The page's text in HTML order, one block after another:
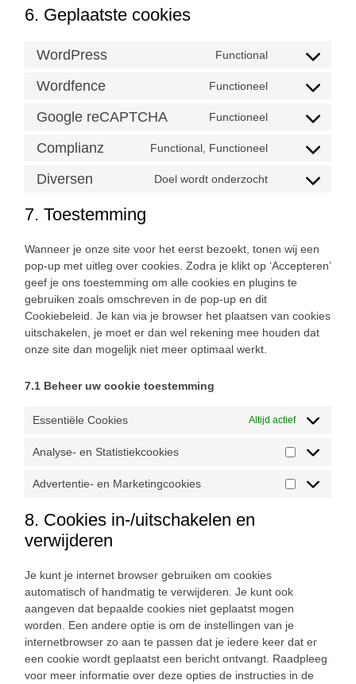
6. Geplaatste cookies
WordPress Functional
Wordfence Functioneel
Google reCAPTCHA Functioneel
Complianz Functional, Functioneel
Diversen Doel wordt onderzocht
7. Toestemming
Wanneer je onze site voor het eerst bezoekt, tonen wij een
pop-up met uitleg over cookies. Zodra je klikt op ‘Accepteren’
geef je ons toestemming om alle cookies en plugins te
gebruiken zoals omschreven in de pop-up en dit
Cookiebeleid. Je kan via je browser het plaatsen van cookies
uitschakelen, je moet er dan wel rekening mee houden dat
onze site dan mogelijk niet meer optimaal werkt.
7.1 Beheer uw cookie toestemming
Essentiële Cookies Altijd actief
Analyse- en Statistiekcookies
Advertentie- en Marketingcookies
8. Cookies in-/uitschakelen en
verwijderen
Je kunt je internet browser gebruiken om cookies
automatisch of handmatig te verwijderen. Je kunt ook
aangeven dat bepaalde cookies niet geplaatst mogen
worden. Een andere optie is om de instellingen van je
internetbrowser zo aan te passen dat je iedere keer dat er
een cookie wordt geplaatst een bericht ontvangt. Raadpleeg
voor meer informatie over deze opties de instructies in de